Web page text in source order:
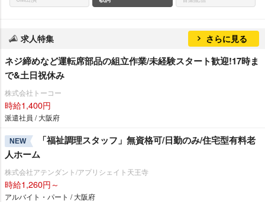
求人特集 さらに見る
ネジ締めなど運転席部品の組立作業/未経験スタート歓迎!17時ま
で&土日祝休み
株式会社トーコー
時給1,400円
派遣社員 / 大阪府
NEW
「福祉調理スタッフ」無資格可/日勤のみ/住宅型有料老
人ホーム
株式会社アテンダント/アプリシェイト天王寺
時給1,260円～
アルバイト・パート / 大阪府